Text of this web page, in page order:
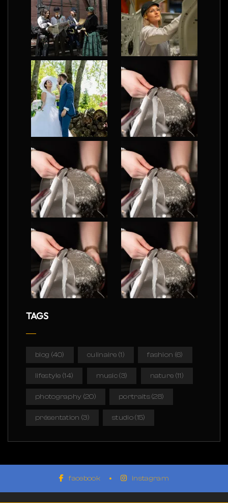
TAGS
blog (40) culinaire (1) fashion (6)
lifestyle (14) music(3) nature (11)
photography (20) portraits(28)
présentation (3) studio(15)
facebook instagram